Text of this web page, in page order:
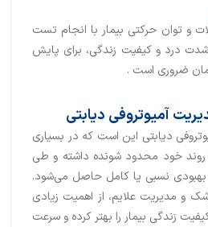
و توان حرکتی بیمار با انجام تست
درد و کیفیت زندگی، برای پایش
ضروری است .
آمیوتروفی دیابتی
دیابتی این است که در بسیاری
روند خود محدود شونده داشته و طی
بهبودی نسبی یا کامل حاصل می‌شود.
و مدیریت علایم، از اهمیت زیادی
زندگی بیمار را بهتر کرده و سرعت